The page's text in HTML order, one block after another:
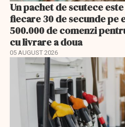
Un pachet de scutece
fiecare 30 de secunde pe
500.000 de comenzi
cu livrare a doua
05 AUGUST 2026